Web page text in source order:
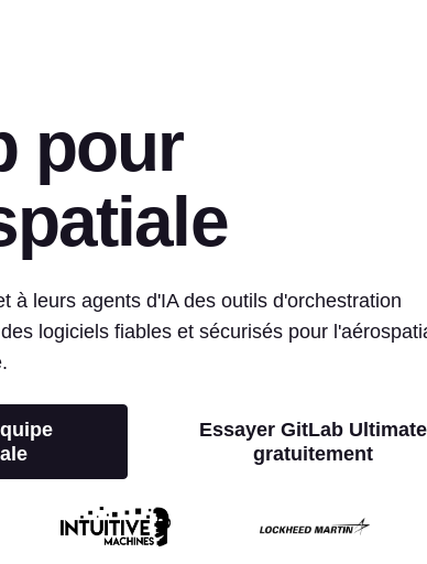
pour
à leurs agents d'IA des outils d'orchestration
logiciels fiables et sécurisés pour
Essayer GitLab Ultimate
gratuitement